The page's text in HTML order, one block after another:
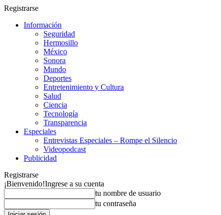
Registrarse
Información
Seguridad
Hermosillo
México
Sonora
Mundo
Deportes
Entretenimiento y Cultura
Salud
Ciencia
Tecnología
Transparencia
Especiales
Entrevistas Especiales – Rompe el Silencio
Videopodcast
Publicidad
Registrarse
¡Bienvenido!Ingrese a su cuenta
tu nombre de usuario
tu contraseña